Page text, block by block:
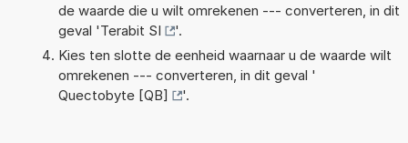
de waarde die u wilt omrekenen --- converteren, in dit
geval 'Terabit SI
'.
Kies ten slotte de eenheid waarnaar u de waarde wilt
omrekenen --- converteren, in dit geval '
Quectobyte [QB]
'.